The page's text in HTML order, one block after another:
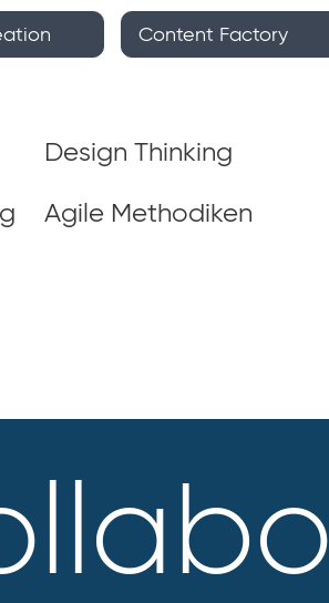
Content Factory
Design Thinking
Agile Methodiken